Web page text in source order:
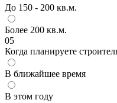
До 150 - 200 кв.м.
Более 200 кв.м.
05
Когда планируете
В ближайшее время
В этом году